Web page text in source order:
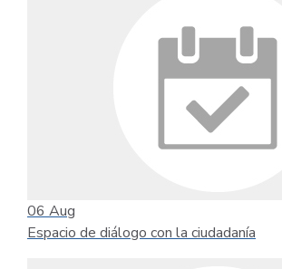
06 Aug
Espacio de diálogo con la ciudadanía